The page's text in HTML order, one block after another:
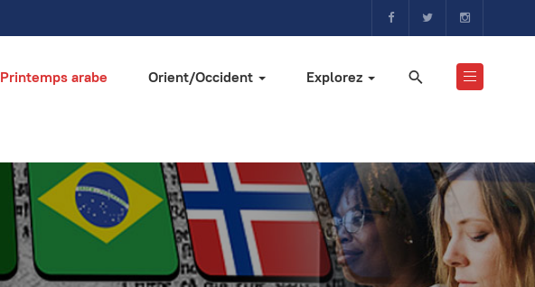
Printemps arabe Orient/Occident Explorez